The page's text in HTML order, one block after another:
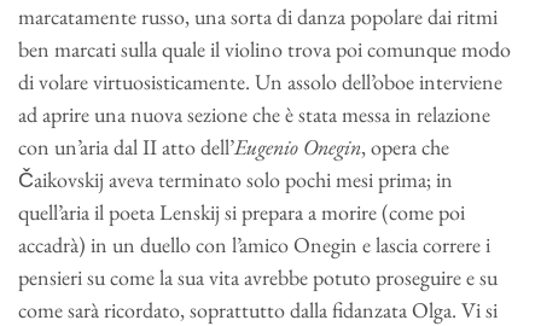
marcatamente russo, una sorta di danza popolare dai ritmi
ben marcati sulla quale il violino trova poi comunque modo
di volare virtuosisticamente. Un assolo dell’oboe interviene
ad aprire una nuova sezione che è stata messa in relazione
con un’aria dal II atto dell’Eugenio Onegin, opera che
Čaikovskij aveva terminato solo pochi mesi prima; in
quell’aria il poeta Lenskij si prepara a morire (come poi
accadrà) in un duello con l’amico Onegin e lascia correre i
pensieri su come la sua vita avrebbe potuto proseguire e su
come sarà ricordato, soprattutto dalla fidanzata Olga. Vi si